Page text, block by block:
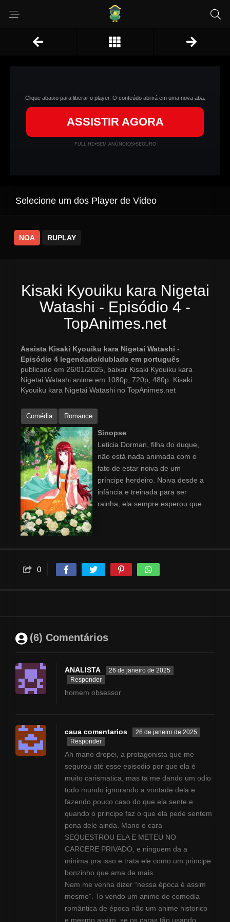
Clique abaixo para liberar o player. O conteúdo abrirá em uma nova aba.
ASSISTIR AGORA
FULL HD•SEM ANÚNCIOS•SEGURO
Selecione um dos Player de Video
NOA RUPLAY
Kisaki Kyouiku kara Nigetai
Watashi - Episódio 4 -
TopAnimes.net
Assista Kisaki Kyouiku kara Nigetai Watashi -
Episódio 4 legendado/dublado em português
publicado em 26/01/2025, baixar Kisaki Kyouiku kara
Nigetai Watashi anime em 1080p, 720p, 480p. Kisaki
Kyouiku kara Nigetai Watashi no TopAnimes.net
Comédia Romance
Sinopse:
Leticia Dorman, filha do duque,
não está nada animada com o
fato de estar noiva de um
príncipe herdeiro. Noiva desde a
infância e treinada para ser
rainha, ela sempre esperou que
mulher, Lettie se retira animada
para o campo para começar sua
0
(6) Comentários
ANALISTA
26 de janeiro de 2025
Responder
homem obsessor
caua comentarios
26 de janeiro de 2025
Responder
Ah mano dropei, a protagonista que me
segurou até esse episodio por que ela é
muito carismatica, mas ta me dando um odio
todo mundo ignorando a vontade dela e
fazendo pouco caso do que ela sente e
quando o principe faz o que ela pede sentem
pena dele ainda. Mano o cara
SEQUESTROU ELA E METEU NO
CARCERE PRIVADO, e ninguem da a
minima pra isso e trata ele como um principe
bonzinho que ama de mais.
Nem me venha dizer “nessa época é assim
mesmo”. To vendo um anime de comedia
romântica de época não um anime historico
e mesmo assim, se os caras tão usando